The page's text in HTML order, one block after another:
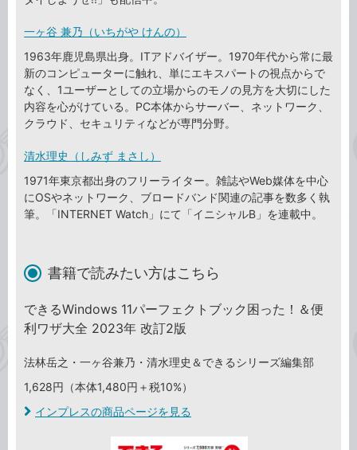
一ヶ谷 兼乃（いちがや けんの）
1963年鹿児島県出身。ITアドバイザー。1970年代から常に最
新のコンピューターに触れ、単にエキスパートの視点からで
なく、1ユーザーとしての立場からのモノの見方を大切にした
内容を心がけている。PC本体からサーバー、ネットワーク、
クラウド、セキュリティなどが専門分野。
清水理史（しみず まさし）
1971年東京都出身のフリーライター。雑誌やWeb媒体を中心
にOSやネットワーク、ブロードバンド関連の記事を数多く執
筆。「INTERNET Watch」にて「イニシャルB」を連載中。
書籍で読みたい方はこちら
できるWindows 11パーフェクトブック困った！＆便
利ワザ大全 2023年 改訂2版
法林岳之・一ヶ谷兼乃・清水理史＆できるシリーズ編集部
1,628円（本体1,480円＋税10%）
インプレスの商品ページを見る